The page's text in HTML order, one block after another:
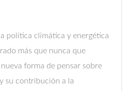
política climática y energética
más que nunca que
forma de pensar sobre
su contribución a la